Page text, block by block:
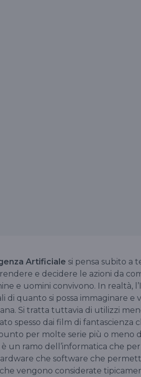
Artificiale si pensa subito a
e decidere le azioni da
e uomini convivono. In realtà,
di quanto si possa immaginare e
Si tratta tuttavia di utilizzi
spesso dai film di fantascienza
per molte serie più o meno
un ramo dell’informatica che
che software che
vengono considerate